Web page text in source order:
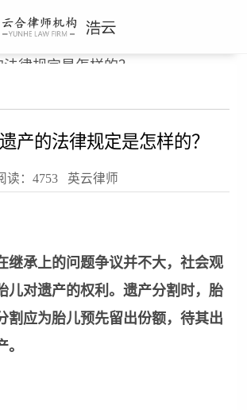
产的法律规定是怎样的？
读：4753 英云律师
继承上的问题争议并不大，社会观
儿对遗产的权利。遗产分割时，胎
割应为胎儿预先留出份额，待其出